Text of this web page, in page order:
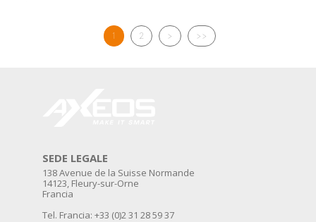
1 2 > >>
SEDE LEGALE
138 Avenue de la Suisse Normande
14123, Fleury-sur-Orne
Francia
Tel. Francia: +33 (0)2 31 28 59 37